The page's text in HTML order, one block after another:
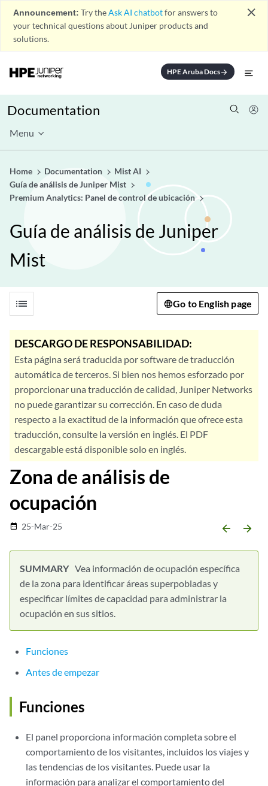
Announcement: Try theAsk AI chatbotfor answers to
your technical questions about Juniper products and
solutions.
close
HPE Aruba Docsarrow_forward
Documentation
Menu
Home Documentation
Mist AI
Guía de análisis de Juniper Mist
Premium Analytics: Panel de control de ubicación
Guía de análisis de Juniper
Mist
list Go to English page
DESCARGO DE RESPONSABILIDAD:
Esta página será traducida por software de traducción
automática de terceros. Si bien nos hemos esforzado por
proporcionar una traducción de calidad, Juniper Networks
no puede garantizar su corrección. En caso de duda
respecto a la exactitud de la información que ofrece esta
traducción, consulte la versión en inglés. El PDF
descargable está disponible solo en inglés.
Zona de análisis de
ocupación
date_range 25-Mar-25 arrow_backward arrow_forward
Vea información de ocupación específica
de la zona para identificar áreas superpobladas y
especificar límites de capacidad para administrar la
ocupación en sus sitios.
Funciones
Antes de empezar
Funciones
El panel proporciona información completa sobre el
comportamiento de los visitantes, incluidos los viajes y
las tendencias de los visitantes. Puede usar la
información para analizar el comportamiento del